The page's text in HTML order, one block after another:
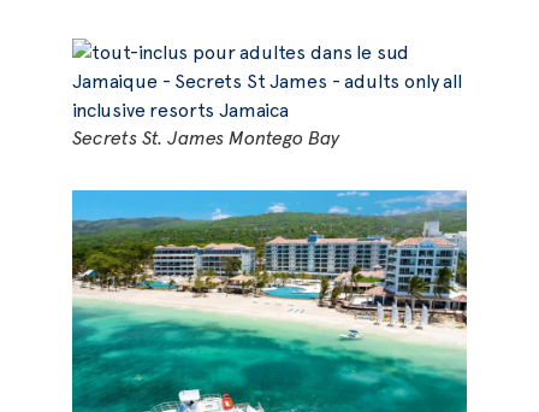
Secrets St. James Montego Bay